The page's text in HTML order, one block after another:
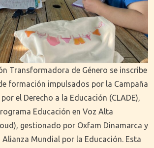
Transformadora de Género se inscribe
formación impulsados por la Campaña
el Derecho a la Educación (CLADE),
Educación en Voz Alta
gestionado por Oxfam Dinamarca y
Mundial por la Educación. Esta